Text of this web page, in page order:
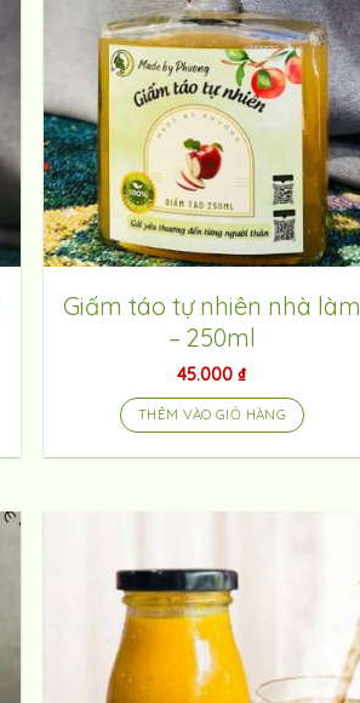
Giấm táo tự nhiên nhà làm
– 250ml
45.000₫
THÊM VÀO GIỎ HÀNG